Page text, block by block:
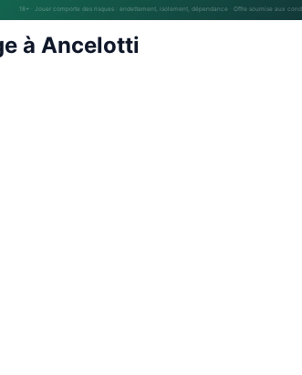
18+ · Jouer comporte des risques : endettement, isolement, dépendance · Offre soumise aux
à Ancelotti